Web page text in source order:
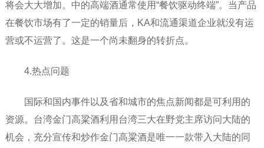
将会大大增加。中的高端酒通常使用“餐饮驱动终端”。当产品
在餐饮市场有了一定的销量后，KA和流通渠道企业就没有运
营或不运营了。这是一个尚未翻身的转折点。
4.热点问题
国际和国内事件以及省和城市的焦点新闻都是可利用的
资源。台湾金门高粱酒利用台湾三大在野党主席访问大陆的
机会，充分宣传和炒作金门高粱酒是唯一一款带入大陆的同